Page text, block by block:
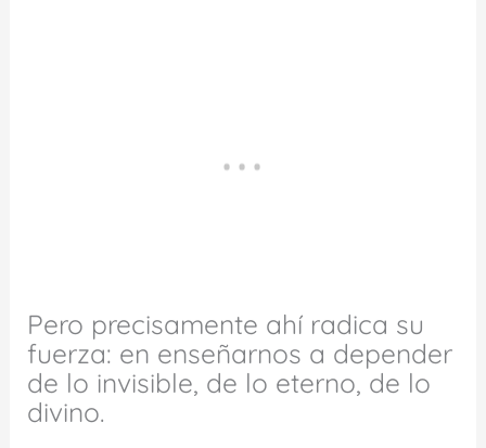
Pero precisamente ahí radica su
fuerza: en enseñarnos a depender
de lo invisible, de lo eterno, de lo
divino.